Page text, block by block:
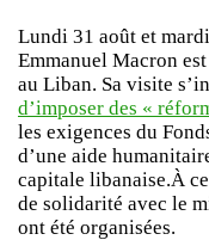
Lundi 31 août et
Emmanuel Macron
au Liban. Sa visite
d’imposer des «
les exigences du
d’une aide
capitale libanaise.À
de solidarité avec le
ont été organisées.